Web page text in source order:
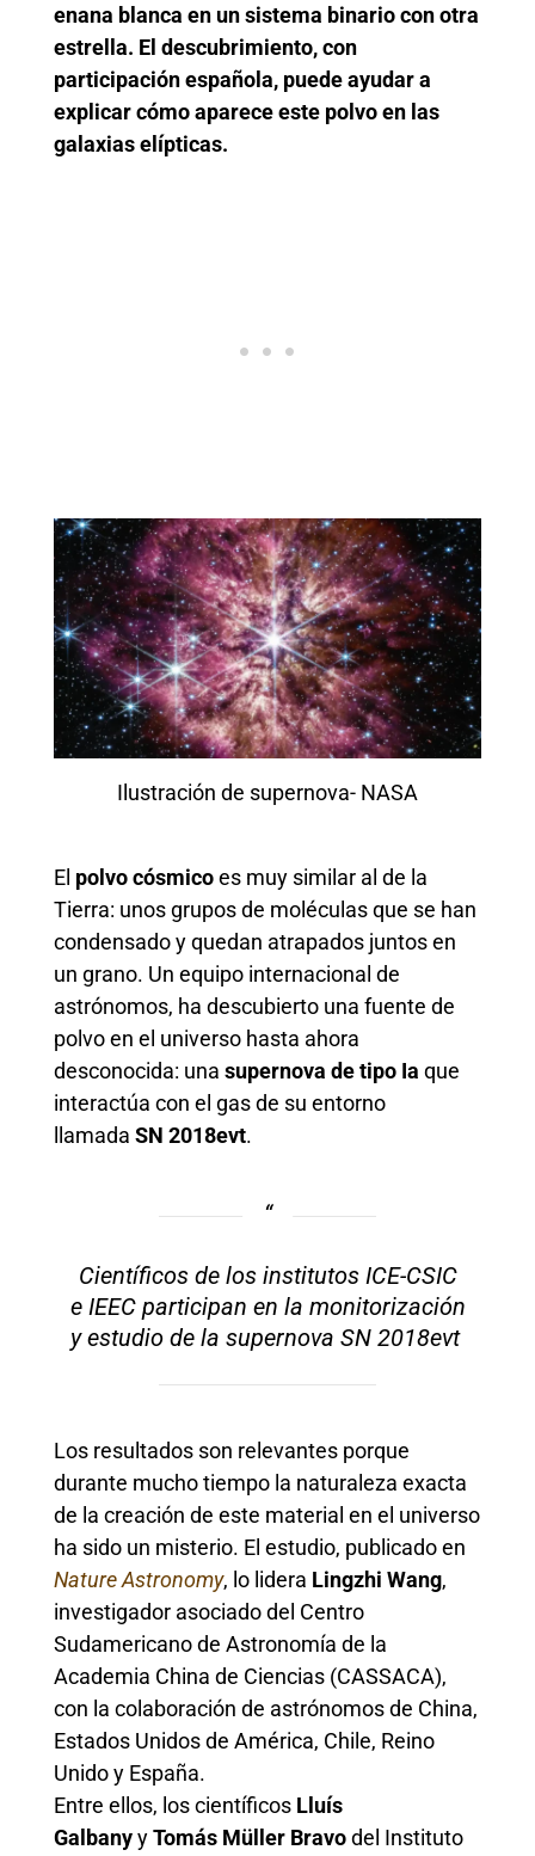
enana blanca en un sistema binario con otra
estrella. El descubrimiento, con
participación española, puede ayudar a
explicar cómo aparece este polvo en las
galaxias elípticas.
Ilustración de supernova- NASA
El polvo cósmicoes muy similar al de la
Tierra: unos grupos de moléculas que se han
condensado y quedan atrapados juntos en
un grano. Un equipo internacional de
astrónomos, ha descubierto una fuente de
polvo en el universo hasta ahora
desconocida: una supernova de tipo Ia que
interactúa con el gas de su entorno
llamada SN 2018evt.
Científicos de los institutos ICE-CSIC
e IEEC participan en la monitorización
y estudio de la supernova SN 2018evt
Los resultados son relevantes porque
durante mucho tiempo la naturaleza exacta
de la creación de este material en el universo
ha sido un misterio. El estudio, publicado en
Nature Astronomy, lo lidera Lingzhi Wang,
investigador asociado del Centro
Sudamericano de Astronomía de la
Academia China de Ciencias (CASSACA),
con la colaboración de astrónomos de China,
Estados Unidos de América, Chile, Reino
Unido y España.
Entre ellos, los científicos Lluís
GalbanyyTomás Müller Bravodel Instituto